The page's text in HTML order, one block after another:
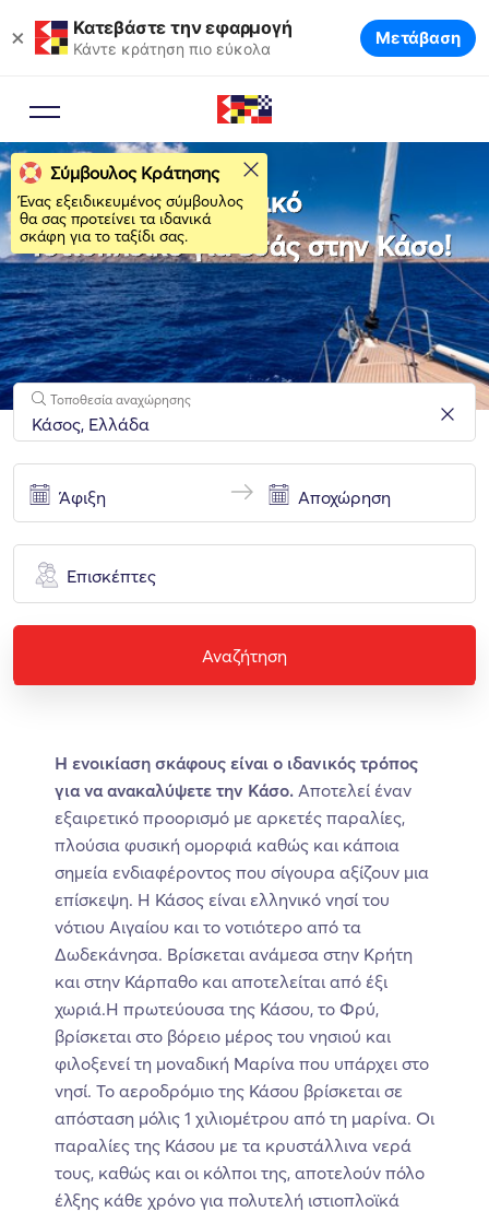
× Κατεβάστε την εφαρμογή
Κάντε κράτηση πιο εύκολα Μετάβαση
Νοικιάστε το ιδανικό
Ιστιοπλοϊκό για εσάς στην Κάσο!
Τοποθεσία αναχώρησης
Επισκέπτες
Αναζήτηση
H ενοικίαση σκάφους είναι ο ιδανικός τρόπος
για να ανακαλύψετε την Κάσο. Αποτελεί έναν
εξαιρετικό προορισμό με αρκετές παραλίες,
πλούσια φυσική ομορφιά καθώς και κάποια
σημεία ενδιαφέροντος που σίγουρα αξίζουν μια
επίσκεψη. Η Κάσος είναι ελληνικό νησί του
νότιου Αιγαίου και το νοτιότερο από τα
Δωδεκάνησα. Βρίσκεται ανάμεσα στην Κρήτη
και στην Κάρπαθο και αποτελείται από έξι
χωριά.Η πρωτεύουσα της Κάσου, το Φρύ,
βρίσκεται στο βόρειο μέρος του νησιού και
φιλοξενεί τη μοναδική Μαρίνα που υπάρχει στο
νησί. Το αεροδρόμιο της Κάσου βρίσκεται σε
απόσταση μόλις 1 χιλιομέτρου από τη μαρίνα. Οι
παραλίες της Κάσου με τα κρυστάλλινα νερά
τους, καθώς και οι κόλποι της, αποτελούν πόλο
έλξης κάθε χρόνο για πολυτελή ιστιοπλοϊκά
Σύμβουλος Κράτησης
Ένας εξειδικευμένος σύμβουλος
θα σας προτείνει τα ιδανικά
σκάφη για το ταξίδι σας.